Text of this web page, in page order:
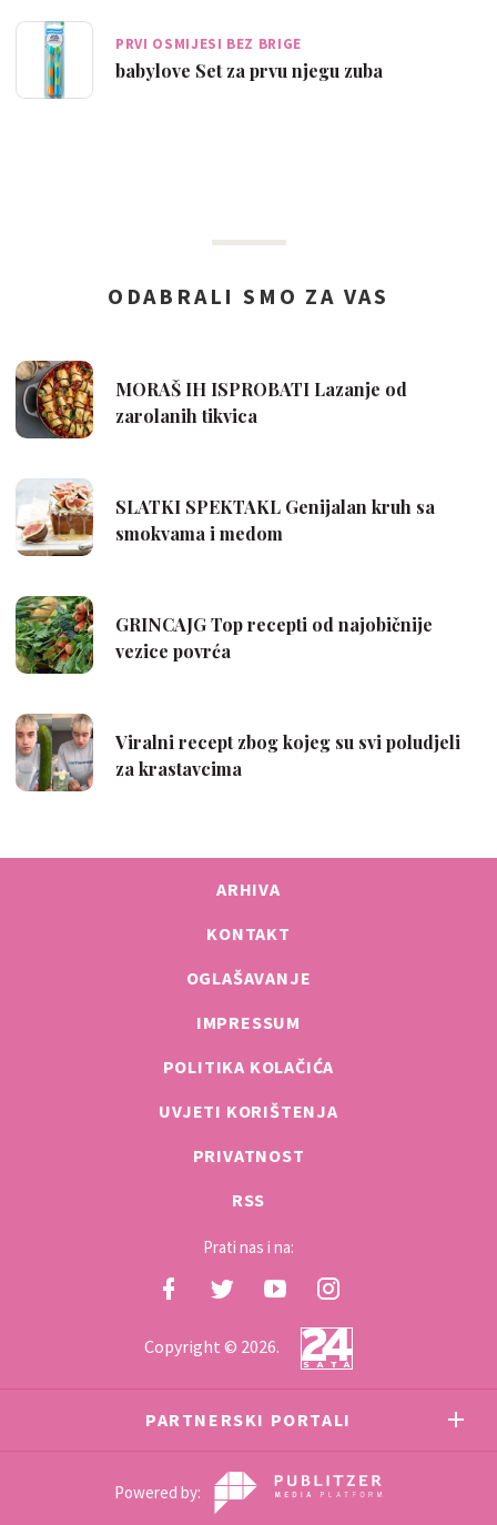
PRVI OSMIJESI BEZ BRIGE
babylove Set za prvu njegu zuba
ARHIVA
KONTAKT
OGLAŠAVANJE
IMPRESSUM
POLITIKA KOLAČIĆA
UVJETI KORIŠTENJA
PRIVATNOST
RSS
Prati nas i na:
Copyright © 2026.
PARTNERSKI PORTALI
Powered by: